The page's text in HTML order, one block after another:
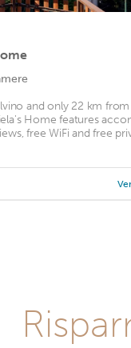
and only 22 km
Home features
free WiFi and free